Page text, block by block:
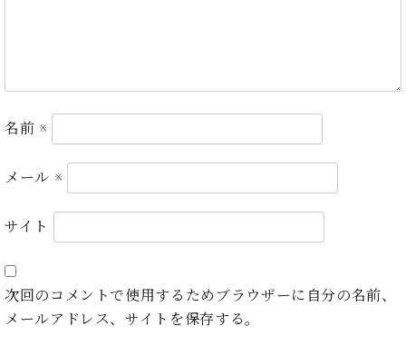
ベ
ヒ
イ
ア
ン
シ
ル
ュ
ア
ス
セン
名前 ※
メール ※
サイト
次回のコメントで使用するためブラウザーに自分の名前、
メールアドレス、サイトを保存する。